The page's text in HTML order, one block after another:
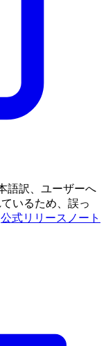
語訳、ユーザーへ
いるため、誤っ
公式リリースノート